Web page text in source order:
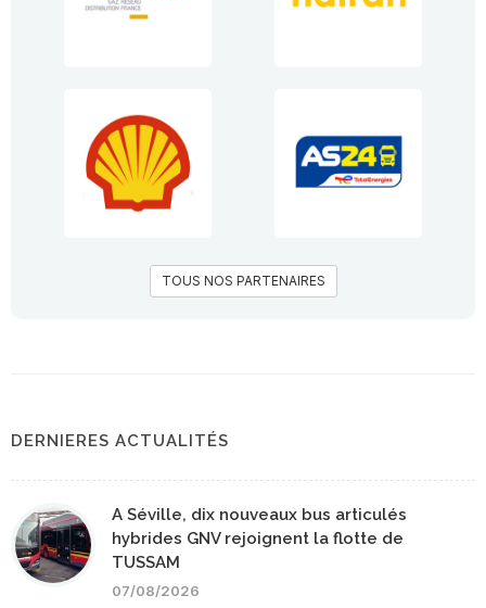
TOUS NOS PARTENAIRES
DERNIERES ACTUALITÉS
A Séville, dix nouveaux bus articulés
hybrides GNV rejoignent la flotte de
TUSSAM
07/08/2026